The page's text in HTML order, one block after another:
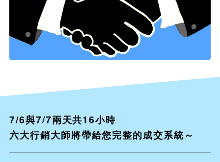
7/6與7/7兩天共16小時
六大行銷大師將帶給您完整的成交系統～